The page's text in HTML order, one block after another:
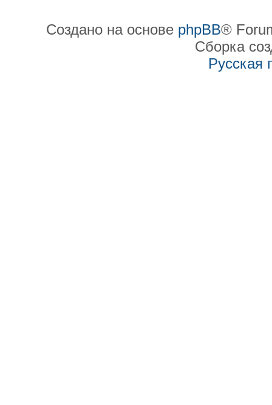
Создано на основе phpBB®
Сборка
Русская